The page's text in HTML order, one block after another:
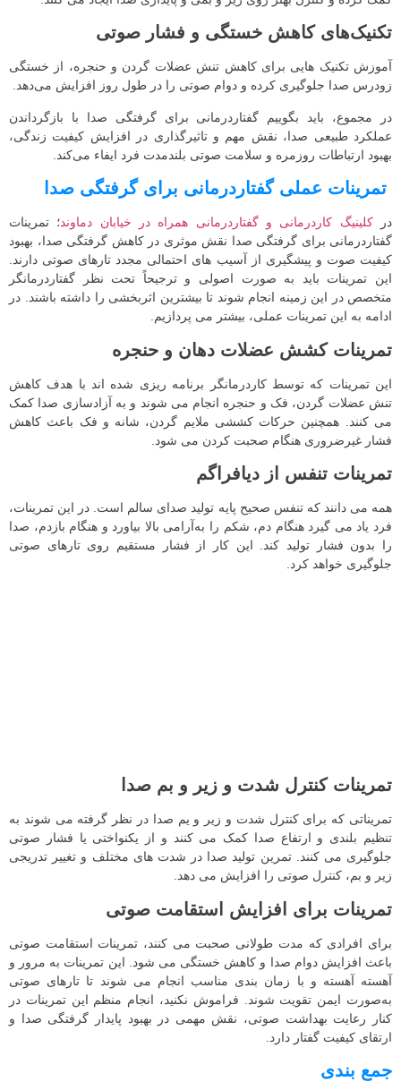
تکنیک‌های کاهش خستگی و فشار صوتی
آموزش تکنیک‌ هایی برای کاهش تنش عضلات گردن و حنجره، از خستگی
زودرس صدا جلوگیری کرده و دوام صوتی را در طول روز افزایش می‌دهد.
در مجموع، باید بگوییم گفتاردرمانی برای گرفتگی صدا با بازگرداندن
عملکرد طبیعی صدا، نقش مهم و تاثیرگذاری در افزایش کیفیت زندگی،
بهبود ارتباطات روزمره و سلامت صوتی بلندمدت فرد ایفاء می‌کند.
تمرینات عملی گفتاردرمانی برای گرفتگی صدا
درکلینیگ کاردرمانی و گفتاردرمانی همراه در خیابان دماوند؛ تمرینات
گفتاردرمانی برای گرفتگی صدا نقش موثری در کاهش گرفتگی صدا، بهبود
کیفیت صوت و پیشگیری از آسیب‌ های احتمالی مجدد تارهای صوتی دارند.
این تمرینات باید به‌ صورت اصولی و ترجیحاً تحت نظر گفتاردرمانگر
متخصص در این زمینه انجام شوند تا بیشترین اثربخشی را داشته باشند. در
ادامه به این تمرینات عملی، بیشتر می پردازیم.
تمرینات کشش عضلات دهان و حنجره
این تمرینات که توسط کاردرمانگر برنامه ریزی شده اند با هدف کاهش
تنش عضلات گردن، فک و حنجره انجام می‌ شوند و به آزادسازی صدا کمک
می‌ کنند. همچنین حرکات کششی ملایم گردن، شانه و فک باعث کاهش
فشار غیرضروری هنگام صحبت کردن می‌ شود.
تمرینات تنفس از دیافراگم
همه می دانند که تنفس صحیح پایه تولید صدای سالم است. در این تمرینات،
فرد یاد می‌ گیرد هنگام دم، شکم را به‌آرامی بالا بیاورد و هنگام بازدم، صدا
را بدون فشار تولید کند. این کار از فشار مستقیم روی تارهای صوتی
جلوگیری خواهد کرد.
تمرینات کنترل شدت و زیر و بم صدا
تمریناتی که برای کنترل شدت و زیر و یم صدا در نظر گرفته می شوند به
تنظیم بلندی و ارتفاع صدا کمک می‌ کنند و از یکنواختی یا فشار صوتی
جلوگیری می‌ کنند. تمرین تولید صدا در شدت‌ های مختلف و تغییر تدریجی
زیر و بم، کنترل صوتی را افزایش می‌ دهد.
تمرینات برای افزایش استقامت صوتی
برای افرادی که مدت طولانی صحبت می‌ کنند، تمرینات استقامت صوتی
باعث افزایش دوام صدا و کاهش خستگی می‌ شود. این تمرینات به مرور و
آهسته آهسته و با زمان‌ بندی مناسب انجام می‌ شوند تا تارهای صوتی
به‌صورت ایمن تقویت شوند. فراموش نکنید، انجام منظم این تمرینات در
کنار رعایت بهداشت صوتی، نقش مهمی در بهبود پایدار گرفتگی صدا و
ارتقای کیفیت گفتار دارد.
جمع بندی